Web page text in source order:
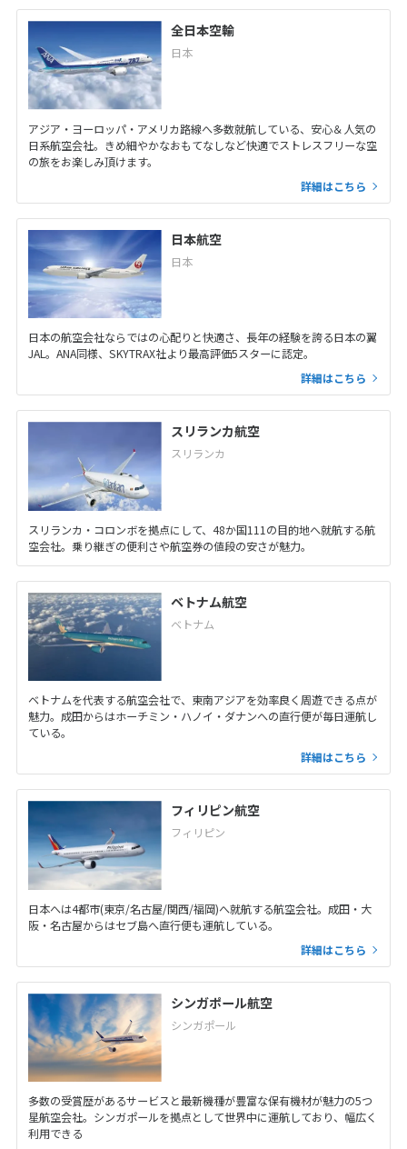
全日本空輸
日本
アジア・ヨーロッパ・アメリカ路線へ多数就航している、安心＆人気の
日系航空会社。きめ細やかなおもてなしなど快適でストレスフリーな空
の旅をお楽しみ頂けます。
詳細はこちら
日本航空
日本
日本の航空会社ならではの心配りと快適さ、長年の経験を誇る日本の翼
JAL。ANA同様、SKYTRAX社より最高評価5スターに認定。
詳細はこちら
スリランカ航空
スリランカ
スリランカ・コロンボを拠点にして、48か国111の目的地へ就航する航
空会社。乗り継ぎの便利さや航空券の値段の安さが魅力。
ベトナム航空
ベトナム
ベトナムを代表する航空会社で、東南アジアを効率良く周遊できる点が
魅力。成田からはホーチミン・ハノイ・ダナンへの直行便が毎日運航し
ている。
詳細はこちら
フィリピン航空
フィリピン
日本へは4都市(東京/名古屋/関西/福岡)へ就航する航空会社。成田・大
阪・名古屋からはセブ島へ直行便も運航している。
詳細はこちら
シンガポール航空
シンガポール
多数の受賞歴があるサービスと最新機種が豊富な保有機材が魅力の5つ
星航空会社。シンガポールを拠点として世界中に運航しており、幅広く
利用できる